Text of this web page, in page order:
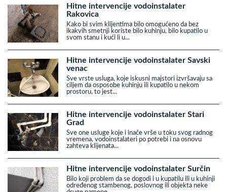
Hitne intervencije vodoinstalater
Rakovica
Kako bi svim klijentima bilo omogućeno da bez
ikakvih smetnji koriste bilo kuhinju, bilo kupatilo u
svom stanu i kući li u...
Hitne intervencije vodoinstalater Savski
venac
Sve vrste usluga, koje iskusni majstori izvršavaju sa
ciljem da osposobe kuhinju ili kupatilo u nekom
prostoru, to jest...
Hitne intervencije vodoinstalater Stari
Grad
Sve one usluge koje i inače vrše u toku svog radnog
vremena, vodoinstalateri po potrebi i na osnovu
zahteva klijenata...
Hitne intervencije vodoinstalater Surčin
Bilo koji problem da se dogodi i u kupatilu ili u kuhinji
određenog stambenog, poslovnog ili objekta neke